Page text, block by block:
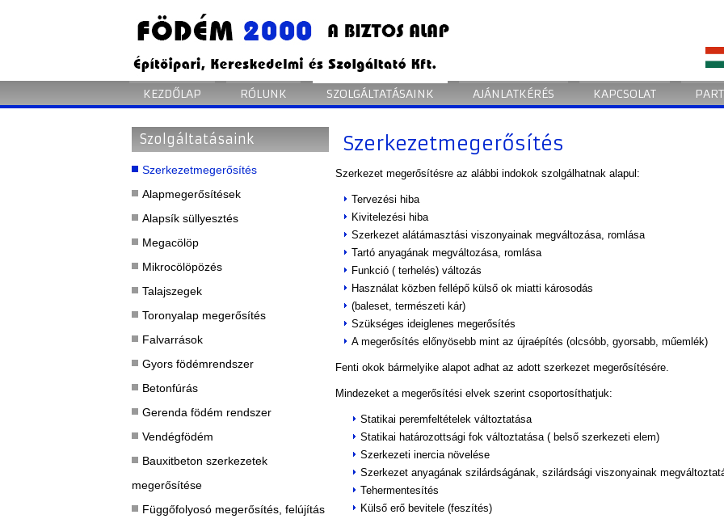
KEZDŐLAP RÓLUNK SZOLGÁLTATÁSAINK AJÁNLATKÉRÉS KAPCSOLAT
Szolgáltatásaink
Szerkezetmegerősítés
Alapmegerősítések
Alapsík süllyesztés
Megacölöp
Mikrocölöpözés
Talajszegek
Toronyalap megerősítés
Falvarrások
Gyors födémrendszer
Betonfúrás
Gerenda födém rendszer
Vendégfödém
Bauxitbeton szerkezetek
megerősítése
Függőfolyosó megerősítés, felújítás
Szerkezetmegerősítés
Szerkezet megerősítésre az alábbi indokok szolgálhatnak alapul:
Tervezési hiba
Kivitelezési hiba
Szerkezet alátámasztási viszonyainak megváltozása, romlása
Tartó anyagának megváltozása, romlása
Funkció ( terhelés) változás
Használat közben fellépő külső ok miatti károsodás
(baleset, természeti kár)
Szükséges ideiglenes megerősítés
A megerősítés előnyösebb mint az újraépítés (olcsóbb, gyorsabb, műemlék)
Fenti okok bármelyike alapot adhat az adott szerkezet megerősítésére.
Mindezeket a megerősítési elvek szerint csoportosíthatjuk:
Statikai peremfeltételek változtatása
Statikai határozottsági fok változtatása ( belső szerkezeti elem)
Szerkezeti inercia növelése
Szerkezet anyagának szilárdságának, szilárdsági viszonyainak
Tehermentesítés
Külső erő bevitele (feszítés)